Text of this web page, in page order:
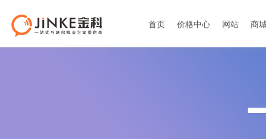
首页 价格中心 网站 商